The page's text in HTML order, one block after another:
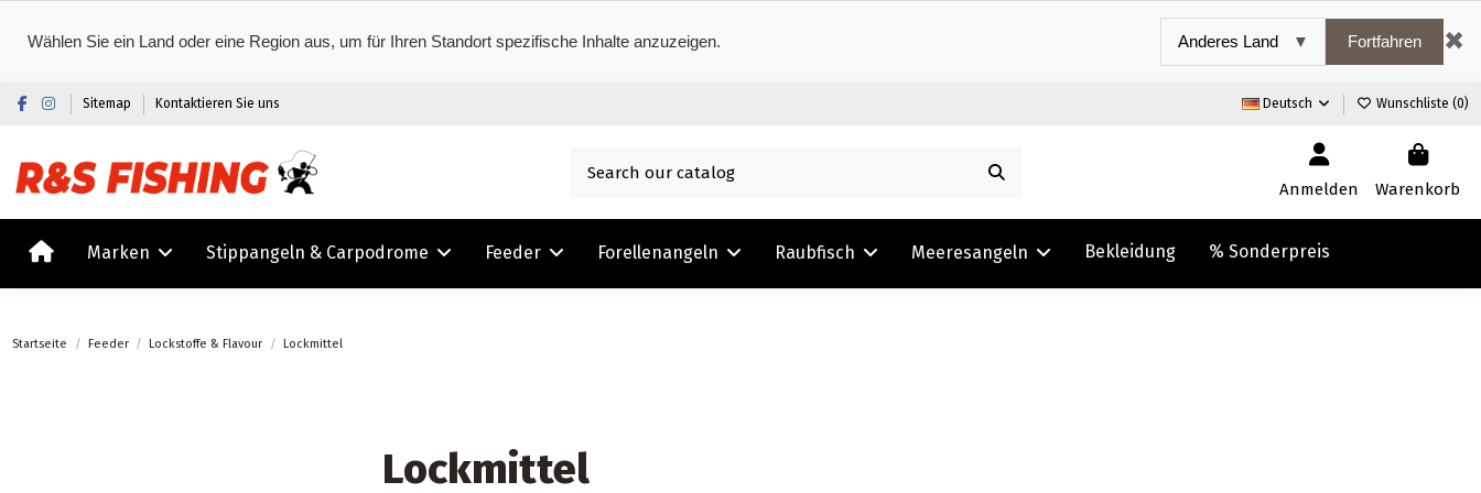
Wählen Sie ein Land oder eine Region aus, um für Ihren Standort spezifische Inhalte anzuzeigen. Fortfahren ✖
Sitemap Kontaktieren Sie uns Deutsch Wunschliste (0)
Anmelden Warenkorb
Marken Stippangeln & Carpodrome Feeder Forellenangeln Raubfisch Meeresangeln Bekleidung % Sonderpreis
Startseite Feeder Lockstoffe & Flavour Lockmittel
Lockmittel